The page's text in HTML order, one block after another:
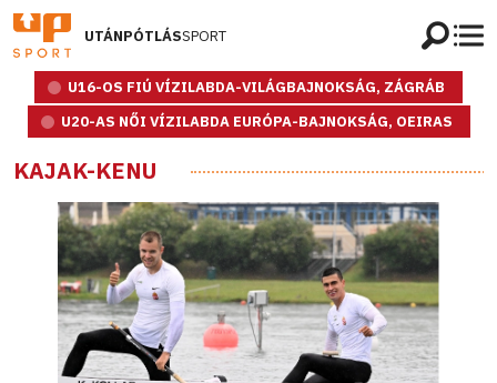
UTÁNPÓTLÁSSPORT
U16-OS FIÚ VÍZILABDA-VILÁGBAJNOKSÁG, ZÁGRÁB
U20-AS NŐI VÍZILABDA EURÓPA-BAJNOKSÁG, OEIRAS
KAJAK-KENU